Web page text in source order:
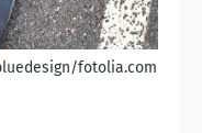
fotolia.com